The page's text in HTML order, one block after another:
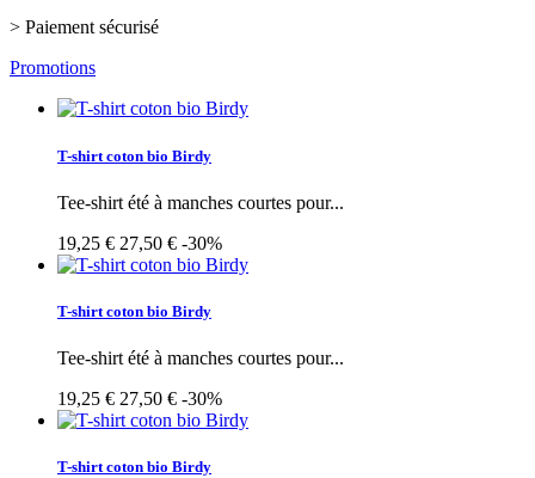
> Paiement sécurisé
Promotions
T-shirt coton bio Birdy
Tee-shirt été à manches courtes pour...
19,25 € 27,50 € -30%
T-shirt coton bio Birdy
Tee-shirt été à manches courtes pour...
19,25 € 27,50 € -30%
T-shirt coton bio Birdy